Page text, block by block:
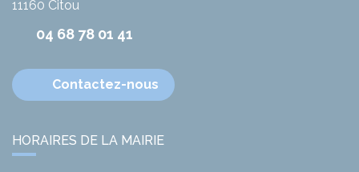
11160 Citou
04 68 78 01 41
Contactez-nous
HORAIRES DE LA MAIRIE